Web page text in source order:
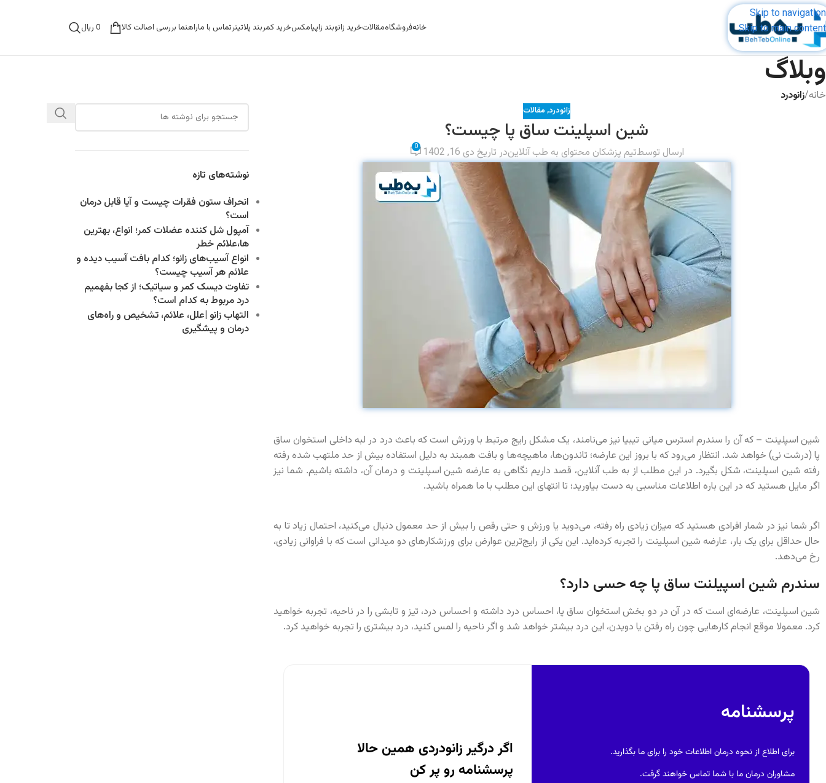
Skip to navigation
Skip to main content
خانهفروشگاهمقالاتخرید زانوبند زاپیامکسخرید کمربند پلاتینرتماس با ماراهنما بررسی اصالت کالا 0 ریال
وبلاگ
خانه/زانودرد
زانودرد, مقالات
شین اسپلینت ساق پا چیست؟
ارسال توسطتیم پزشکان محتوای به طب آنلایندر تاریخ دی 16, 1402 0
شین اسپلینت – که آن را سندرم استرس میانی تیبیا نیز می‌نامند، یک مشکل رایج مرتبط با ورزش است که باعث درد در لبه داخلی استخوان ساق
پا (درشت نی) خواهد شد. انتظار می‌رود که با بروز این عارضه؛ تاندون‌ها، ماهیچه‌ها و بافت همبند به دلیل استفاده بیش از حد ملتهب شده رفته
رفته شین اسپلینت، شکل بگیرد. در این مطلب از به طب آنلاین، قصد داریم نگاهی به عارضه شین اسپلینت و درمان آن، داشته باشیم. شما نیز
اگر مایل هستید که در این باره اطلاعات مناسبی به دست بیاورید؛ تا انتهای این مطلب با ما همراه باشید.
اگر شما نیز در شمار افرادی هستید که میزان زیادی راه رفته، می‌دوید یا ورزش و حتی رقص را بیش از حد معمول دنبال می‌کنید، احتمال زیاد تا به
حال حداقل برای یک بار، عارضه شین اسپلینت را تجربه کرده‌اید. این یکی از رایج‌ترین عوارض برای ورزشکارهای دو میدانی است که با فراوانی زیادی،
رخ می‌دهد.
سندرم شین اسپیلنت ساق پا چه حسی دارد؟
شین اسپلینت، عارضه‌ای است که در آن در دو بخش استخوان ساق پا، احساس درد داشته و احساس درد، تیز و تابشی را در ناحیه، تجربه خواهید
کرد. معمولا موقع انجام کارهایی چون راه رفتن یا دویدن، این درد بیشتر خواهد شد و اگر ناحیه را لمس کنید، درد بیشتری را تجربه خواهید کرد.
نوشته‌های تازه
انحراف ستون فقرات چیست و آیا قابل درمان
است؟
آمپول شل کننده عضلات کمر؛ انواع، بهترین
ها،علائم خطر
انواع آسیب‌های زانو؛ کدام بافت آسیب دیده و
علائم هر آسیب چیست؟
تفاوت دیسک کمر و سیاتیک؛ از کجا بفهمیم
درد مربوط به کدام است؟
التهاب زانو |علل، علائم، تشخیص و راه‌های
درمان و پیشگیری